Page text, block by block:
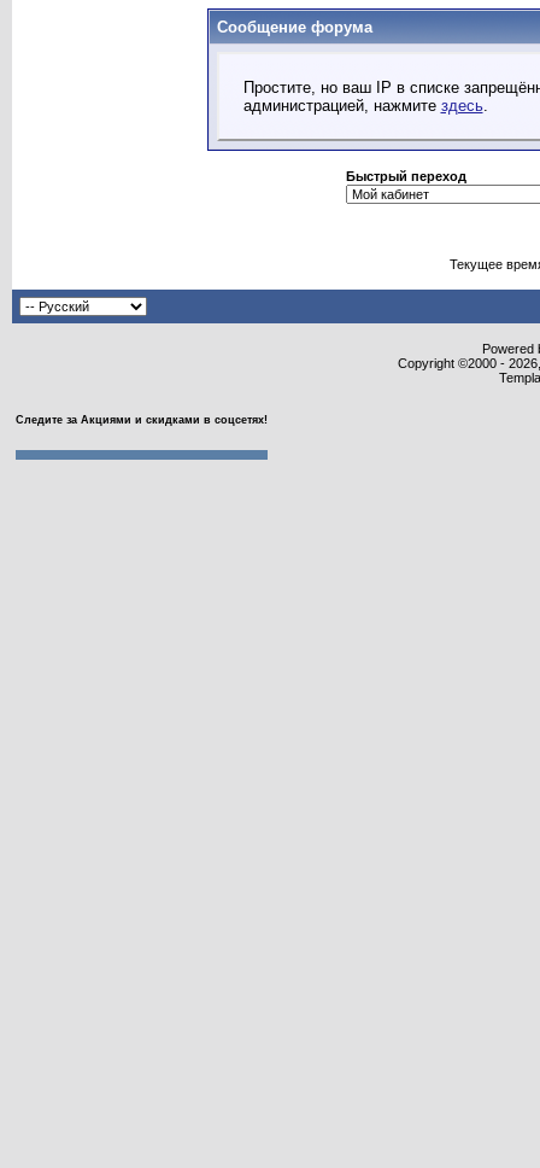
Сообщение форума
Простите, но ваш IP в списке
администрацией, нажмите здесь.
Быстрый переход
Текущее
Powered
Copyright ©2000 -
Следите за Акциями и скидками в соцсетях!